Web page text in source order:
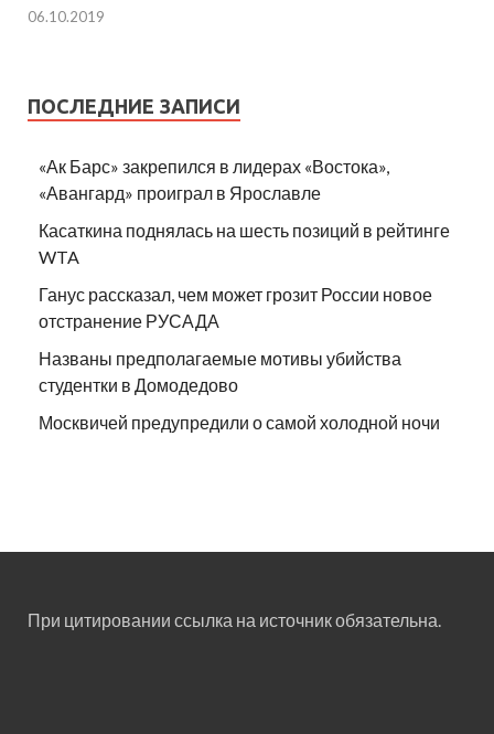
06.10.2019
ПОСЛЕДНИЕ ЗАПИСИ
«Ак Барс» закрепился в лидерах «Востока»,
«Авангард» проиграл в Ярославле
Касаткина поднялась на шесть позиций в рейтинге
WTA
Ганус рассказал, чем может грозит России новое
отстранение РУСАДА
Названы предполагаемые мотивы убийства
студентки в Домодедово
Москвичей предупредили о самой холодной ночи
При цитировании ссылка на источник обязательна.